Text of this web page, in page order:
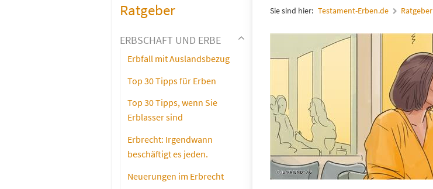
Sie sind hier: Testament-Erben.de Ratgeber
Ratgeber
ERBSCHAFT UND ERBE
Erbfall mit Auslandsbezug
Top 30 Tipps für Erben
Top 30 Tipps, wenn Sie
Erblasser sind
Erbrecht: Irgendwann
beschäftigt es jeden.
Neuerungen im Erbrecht